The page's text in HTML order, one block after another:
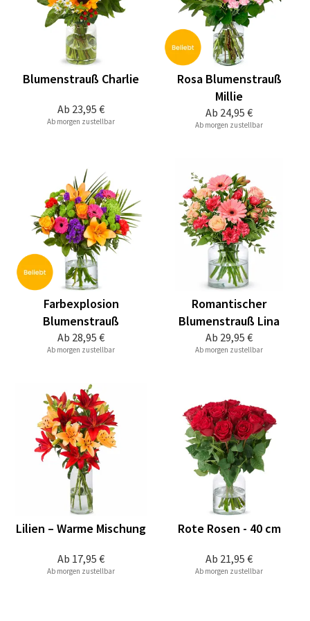
Ab 23,95 €
Blumenstrauß Charlie
Ab morgen zustellbar
Ab 24,95 €
Rosa Blumenstrauß
Millie
Ab morgen zustellbar
Ab 28,95 €
Farbexplosion
Blumenstrauß
Ab morgen zustellbar
Ab 29,95 €
Romantischer
Blumenstrauß Lina
Ab morgen zustellbar
Ab 17,95 €
Lilien – Warme Mischung
Ab morgen zustellbar
Ab 21,95 €
Rote Rosen - 40 cm
Ab morgen zustellbar